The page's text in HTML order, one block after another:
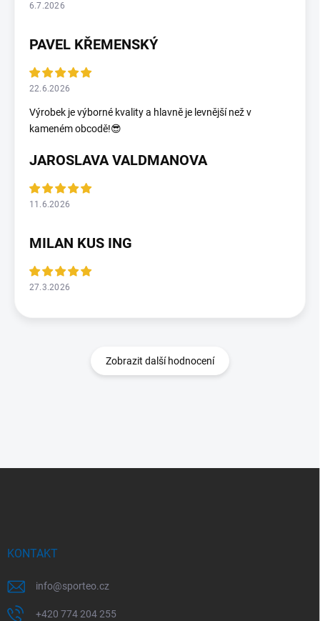
6.7.2026
PAVEL KŘEMENSKÝ
22.6.2026
Výrobek je výborné kvality a hlavně je levnější než v
kameném obcodě!😎
JAROSLAVA VALDMANOVA
11.6.2026
MILAN KUS ING
27.3.2026
Zobrazit další hodnocení
KONTAKT
info@sporteo.cz
+420 774 204 255